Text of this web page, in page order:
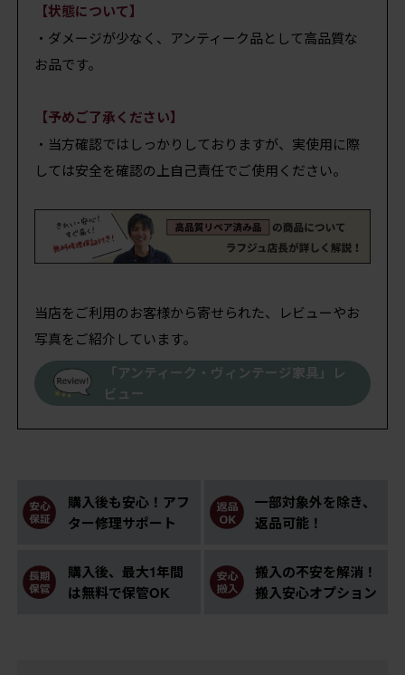
【状態について】
・ダメージが少なく、アンティーク品として高品質な
お品です。
【予めご了承ください】
・当方確認ではしっかりしておりますが、実使用に際
しては安全を確認の上自己責任でご使用ください。
当店をご利用のお客様から寄せられた、レビューやお
写真をご紹介しています。
「アンティーク・ヴィンテージ家具」レ
ビュー
購入後も安心！アフ
ター修理サポート
一部対象外を除き、
返品可能！
購入後、最大1年間
は無料で保管OK
搬入の不安を解消！
搬入安心オプション